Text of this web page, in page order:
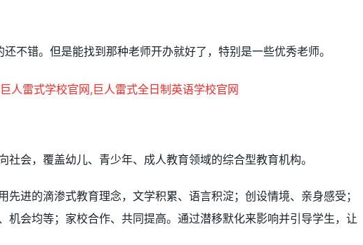
不错。但是能找到那种老师开办就好了，特别是一些优秀老师。
社会，覆盖幼儿、青少年、成人教育领域的综合型教育机构。
先进的滴渗式教育理念，文学积累、语言积淀；创设情境、亲身感受；
机会均等；家校合作、共同提高。通过潜移默化来影响并引导学生，让